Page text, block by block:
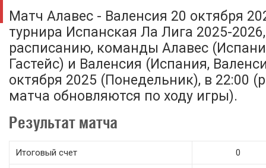
Матч Алавес - Валенсия 20 октября
турнира Испанская Ла Лига 2025-
расписанию, команды Алавес
Гастейс) и Валенсия (Испания,
октября 2025 (Понедельник), в 22:00
матча обновляются по ходу игры).
Результат матча
Итоговый счет 0